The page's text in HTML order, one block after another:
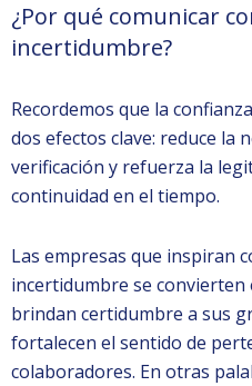
¿Por qué comunicar
incertidumbre?
Recordemos que la
dos efectos clave: reduce la
verificación y refuerza la
continuidad en el tiempo.
Las empresas que inspiran
incertidumbre se
brindan certidumbre a sus
fortalecen el sentido de
colaboradores. En otras